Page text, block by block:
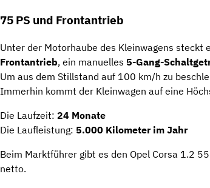
75 PS und Frontantrieb
Unter der Motorhaube des Kleinwagens steckt
Frontantrieb, ein manuelles 5-Gang-
Um aus dem Stillstand auf 100 km/h zu
Immerhin kommt der Kleinwagen auf eine
Die Laufzeit: 24 Monate
Die Laufleistung: 5.000 Kilometer im Jahr
Beim Marktführer gibt es den Opel Corsa 1.2
netto.